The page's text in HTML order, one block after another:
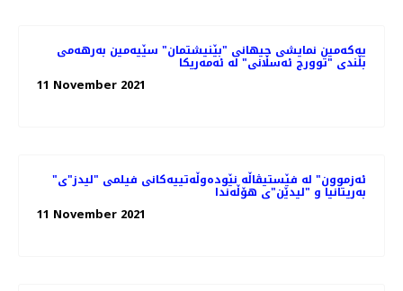
یەکەمین نمایشی جیهانی "بێنیشتمان" سێیەمین بەرهەمی
بڵندی "توورج ئەسڵانی" لە ئەمەریکا
11 November 2021
"ئەزموون" لە فێستیڤاڵە نێودەوڵەتییەکانی فیلمی "لیدز"ی
بەریتانیا و "لیدێن"ی هۆڵەندا
11 November 2021